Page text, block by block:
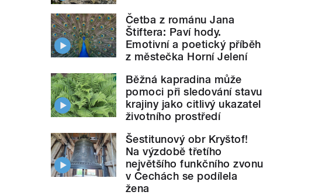
Četba z románu Jana
Štiftera: Paví hody.
Emotivní a poetický příběh
z městečka Horní Jelení
Běžná kapradina může
pomoci při sledování stavu
krajiny jako citlivý ukazatel
životního prostředí
Šestitunový obr Kryštof!
Na výzdobě třetího
největšího funkčního zvonu
v Čechách se podílela
žena